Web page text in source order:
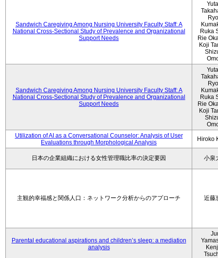
Sandwich Caregiving Among Nursing University Faculty Staff: A
National Cross-Sectional Study of Prevalence and Organizational
Support Needs
Ruka
Rie
Koji
Sandwich Caregiving Among Nursing University Faculty Staff: A
National Cross-Sectional Study of Prevalence and Organizational
Support Needs
Ruka
Rie
Koji
Utilization of AI as a Conversational Counselor: Analysis of User
Evaluations through Morphological Analysis
Hiroko
日本の企業組織における女性管理職比率の決定要因 小泉
主観的幸福感と関係人口：ネットワーク分析からのアプローチ 近藤
Parental educational aspirations and children’s sleep: a mediation
analysis